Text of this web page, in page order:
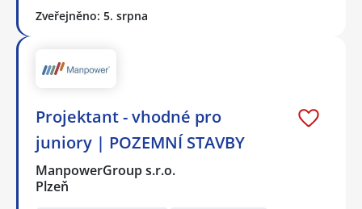
Zveřejněno: 5. srpna
Projektant - vhodné pro
juniory | POZEMNÍ STAVBY
ManpowerGroup s.r.o.
Plzeň